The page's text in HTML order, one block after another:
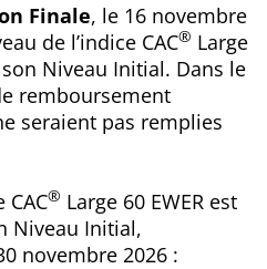
Finale, le 16 novembre
de l’indice CAC® Large
Niveau Initial. Dans le
remboursement
seraient pas remplies
CAC® Large 60 EWER est
Niveau Initial,
novembre 2026 :